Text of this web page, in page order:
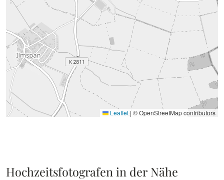
Leaflet | © OpenStreetMap contributors
Hochzeitsfotografen in der Nähe